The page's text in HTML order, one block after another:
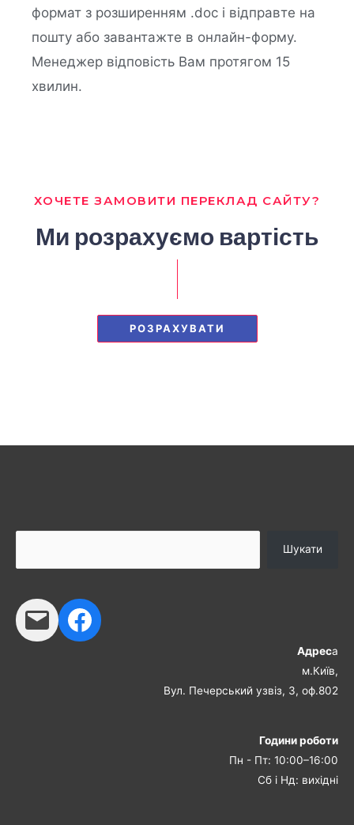
формат з розширенням .doc і відправте на
пошту або завантажте в онлайн-форму.
Менеджер відповість Вам протягом 15
хвилин.
ХОЧЕТЕ ЗАМОВИТИ ПЕРЕКЛАД САЙТУ?
Ми розрахуємо вартість
РОЗРАХУВАТИ
Шукати
Адреса
м.Київ,
Вул. Печерський узвіз, 3, оф.802
Години роботи
Пн - Пт: 10:00–16:00
Сб і Нд: вихідні